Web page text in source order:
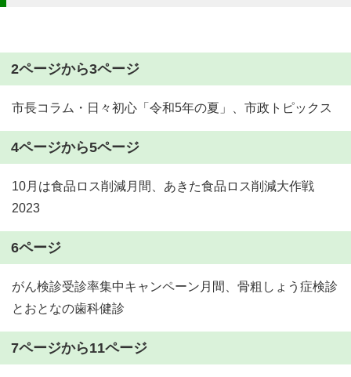
2ページから3ページ
市長コラム・日々初心「令和5年の夏」、市政トピックス
4ページから5ページ
10月は食品ロス削減月間、あきた食品ロス削減大作戦
2023
6ページ
がん検診受診率集中キャンペーン月間、骨粗しょう症検診
とおとなの歯科健診
7ページから11ページ